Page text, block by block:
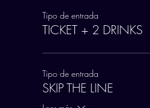
Tipo de entrada
TICKET + 2 DRINKS
Tipo de entrada
SKIP THE LINE